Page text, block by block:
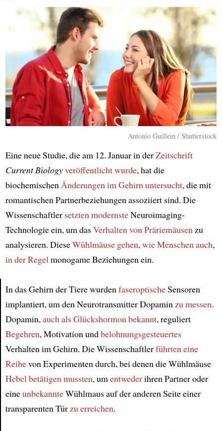
Article
Antonio Guillem / Shutterstock
Eine neue Studie, die am 12. Januar in derZeitschrift
Current Biologyveröffentlicht wurde, hat die
biochemischen Änderungen im Gehirn untersucht, die mit
romantischen Partnerbeziehungen assoziiert sind. Die
Wissenschaftler setzten modernsteNeuroimaging-
Technologie ein, um dasVerhalten von Präriemäusen zu
analysieren. DieseWühlmäuse gehen, wie Menschen auch,
in der Regel monogame Beziehungen ein.
In das Gehirn der Tiere wurden faseroptischeSensoren
implantiert, um den Neurotransmitter Dopamin zu messen.
Dopamin, auch als Glückshormon bekannt, reguliert
Begehren, Motivation undbelohnungsgesteuertes
Verhalten im Gehirn. Die Wissenschaftlerführten eine
Reihevon Experimenten durch, bei denen die Wühlmäuse
Hebel betätigen mussten, um entwederihren Partner oder
eineunbekannteWühlmaus auf der anderen Seite einer
transparenten Tür zu erreichen.